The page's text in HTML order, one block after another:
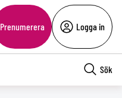
Prenumerera Logga in
Sök